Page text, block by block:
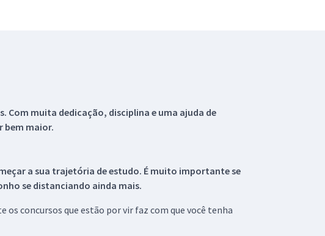
Com muita dedicação, disciplina e uma ajuda de
bem maior.
a sua trajetória de estudo. É muito importante se
se distanciando ainda mais.
concursos que estão por vir faz com que você tenha